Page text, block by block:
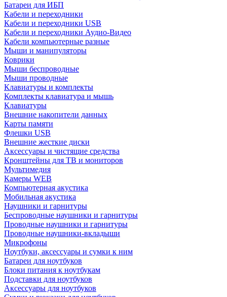
Батареи для ИБП
Кабели и переходники
Кабели и переходники USB
Кабели и переходники Аудио-Видео
Кабели компьютерные разные
Мыши и манипуляторы
Коврики
Мыши беспроводные
Мыши проводные
Клавиатуры и комплекты
Комплекты клавиатура и мышь
Клавиатуры
Внешние накопители данных
Карты памяти
Флешки USB
Внешние жесткие диски
Аксессуары и чистящие средства
Кронштейны для ТВ и мониторов
Мультимедия
Камеры WEB
Компьютерная акустика
Мобильная акустика
Наушники и гарнитуры
Беспроводные наушники и гарнитуры
Проводные наушники и гарнитуры
Проводные наушники-вкладыши
Микрофоны
Ноутбуки, аксессуары и сумки к ним
Батареи для ноутбуков
Блоки питания к ноутбукам
Подставки для ноутбуков
Аксессуары для ноутбуков